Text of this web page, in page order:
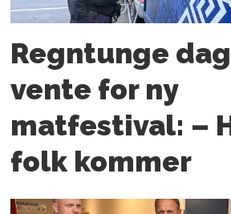
Regntunge
vente for ny
matfestival: –
folk kommer